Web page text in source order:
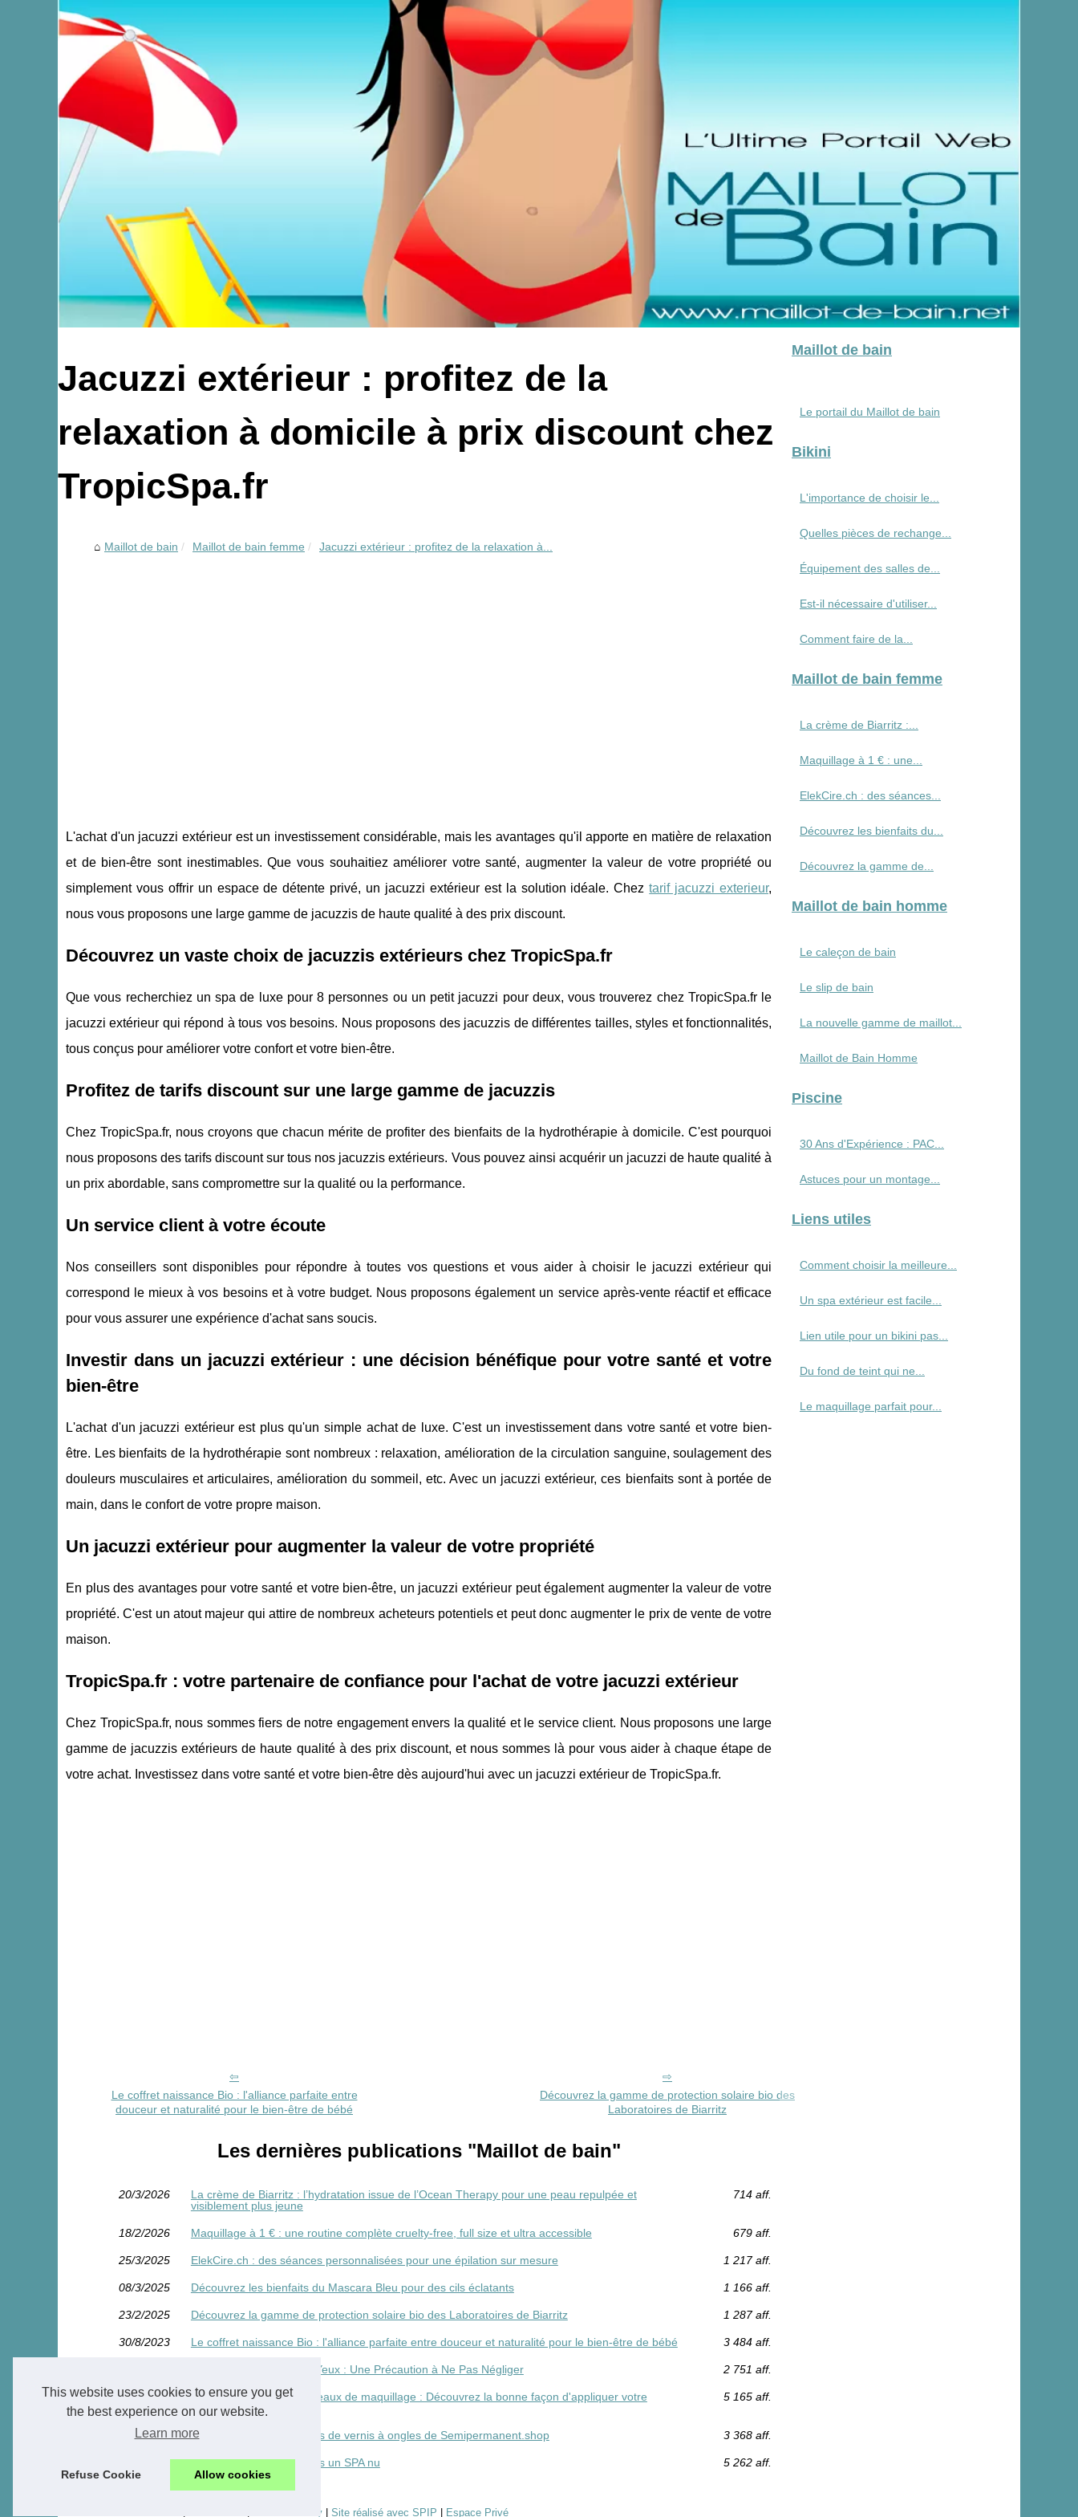
This website uses cookies to ensure you get
the best experience on our website.
Learn more
Refuse Cookie Allow cookies
Jacuzzi extérieur : profitez de la
relaxation à domicile à prix discount chez
TropicSpa.fr
Maillot de bain Maillot de bain femme Jacuzzi extérieur : profitez de la relaxation à...
L'achat d'un jacuzzi extérieur est un investissement considérable, mais les avantages qu'il apporte en matière de relaxation
et de bien-être sont inestimables. Que vous souhaitiez améliorer votre santé, augmenter la valeur de votre propriété ou
simplement vous offrir un espace de détente privé, un jacuzzi extérieur est la solution idéale. Cheztarif jacuzzi exterieur,
nous vous proposons une large gamme de jacuzzis de haute qualité à des prix discount.
Découvrez un vaste choix de jacuzzis extérieurs chez TropicSpa.fr
Que vous recherchiez un spa de luxe pour 8 personnes ou un petit jacuzzi pour deux, vous trouverez chez TropicSpa.fr le
jacuzzi extérieur qui répond à tous vos besoins. Nous proposons des jacuzzis de différentes tailles, styles et fonctionnalités,
tous conçus pour améliorer votre confort et votre bien-être.
Profitez de tarifs discount sur une large gamme de jacuzzis
Chez TropicSpa.fr, nous croyons que chacun mérite de profiter des bienfaits de la hydrothérapie à domicile. C'est pourquoi
nous proposons des tarifs discount sur tous nos jacuzzis extérieurs. Vous pouvez ainsi acquérir un jacuzzi de haute qualité à
un prix abordable, sans compromettre sur la qualité ou la performance.
Un service client à votre écoute
Nos conseillers sont disponibles pour répondre à toutes vos questions et vous aider à choisir le jacuzzi extérieur qui
correspond le mieux à vos besoins et à votre budget. Nous proposons également un service après-vente réactif et efficace
pour vous assurer une expérience d'achat sans soucis.
Investir dans un jacuzzi extérieur : une décision bénéfique pour votre santé et votre
bien-être
L'achat d'un jacuzzi extérieur est plus qu'un simple achat de luxe. C'est un investissement dans votre santé et votre bien-
être. Les bienfaits de la hydrothérapie sont nombreux : relaxation, amélioration de la circulation sanguine, soulagement des
douleurs musculaires et articulaires, amélioration du sommeil, etc. Avec un jacuzzi extérieur, ces bienfaits sont à portée de
main, dans le confort de votre propre maison.
Un jacuzzi extérieur pour augmenter la valeur de votre propriété
En plus des avantages pour votre santé et votre bien-être, un jacuzzi extérieur peut également augmenter la valeur de votre
propriété. C'est un atout majeur qui attire de nombreux acheteurs potentiels et peut donc augmenter le prix de vente de votre
maison.
TropicSpa.fr : votre partenaire de confiance pour l'achat de votre jacuzzi extérieur
Chez TropicSpa.fr, nous sommes fiers de notre engagement envers la qualité et le service client. Nous proposons une large
gamme de jacuzzis extérieurs de haute qualité à des prix discount, et nous sommes là pour vous aider à chaque étape de
votre achat. Investissez dans votre santé et votre bien-être dès aujourd'hui avec un jacuzzi extérieur de TropicSpa.fr.
Le coffret naissance Bio : l'alliance parfaite entre
douceur et naturalité pour le bien-être de bébé
Découvrez la gamme de protection solaire bio des
Laboratoires de Biarritz
Les dernières publications "Maillot de bain"
20/3/2026
La crème de Biarritz : l’hydratation issue de l’Ocean Therapy pour une peau repulpée et
visiblement plus jeune
714 aff.
18/2/2026 Maquillage à 1 € : une routine complète cruelty-free, full size et ultra accessible 679 aff.
25/3/2025 ElekCire.ch : des séances personnalisées pour une épilation sur mesure 1 217 aff.
08/3/2025 Découvrez les bienfaits du Mascara Bleu pour des cils éclatants 1 166 aff.
23/2/2025 Découvrez la gamme de protection solaire bio des Laboratoires de Biarritz 1 287 aff.
30/8/2023 Le coffret naissance Bio : l'alliance parfaite entre douceur et naturalité pour le bien-être de bébé 3 484 aff.
Soins des Contours des Yeux : Une Précaution à Ne Pas Négliger 2 751 aff.
07/10/2022
Vous utilisez mal les pinceaux de maquillage : Découvrez la bonne façon d'appliquer votre
maquillage
5 165 aff.
10/4/2022 Les meilleurs types de kits de vernis à ongles de Semipermanent.shop 3 368 aff.
11/12/2019 Pourquoi s'immerger dans un SPA nu 5 262 aff.
Maillot de bain
Le portail du Maillot de bain
Bikini
L'importance de choisir le...
Quelles pièces de rechange...
Équipement des salles de...
Est-il nécessaire d'utiliser...
Comment faire de la...
Maillot de bain femme
La crème de Biarritz :...
Maquillage à 1 € : une...
ElekCire.ch : des séances...
Découvrez les bienfaits du...
Découvrez la gamme de...
Maillot de bain homme
Le caleçon de bain
Le slip de bain
La nouvelle gamme de maillot...
Maillot de Bain Homme
Piscine
30 Ans d'Expérience : PAC...
Astuces pour un montage...
Liens utiles
Comment choisir la meilleure...
Un spa extérieur est facile...
Lien utile pour un bikini pas...
Du fond de teint qui ne...
Le maquillage parfait pour...
Cookies Policy | Site réalisé avec SPIP | Espace Privé